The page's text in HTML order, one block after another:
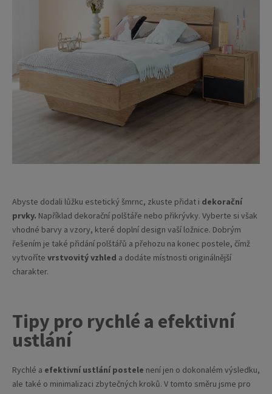
Abyste dodali lůžku estetický šmrnc, zkuste přidat i dekorační
prvky. Například dekorační polštáře nebo přikrývky. Vyberte si však
vhodné barvy a vzory, které doplní design vaší ložnice. Dobrým
řešením je také přidání polštářů a přehozu na konec postele, čímž
vytvoříte vrstvovitý vzhled a dodáte místnosti originálnější
charakter.
Tipy pro rychlé a efektivní
ustlání
Rychlé a efektivní ustlání postele není jen o dokonalém výsledku,
ale také o minimalizaci zbytečných kroků. V tomto směru jsme pro